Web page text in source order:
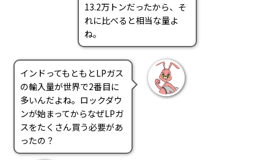
13.2万トンだったから、そ
れに比べると相当な量よ
ね。
インドってもともとLPガス
の輸入量が世界で2番目に
多いんだよね。ロックダウ
ンが始まってからなぜLPガ
スをたくさん買う必要があ
ったの？